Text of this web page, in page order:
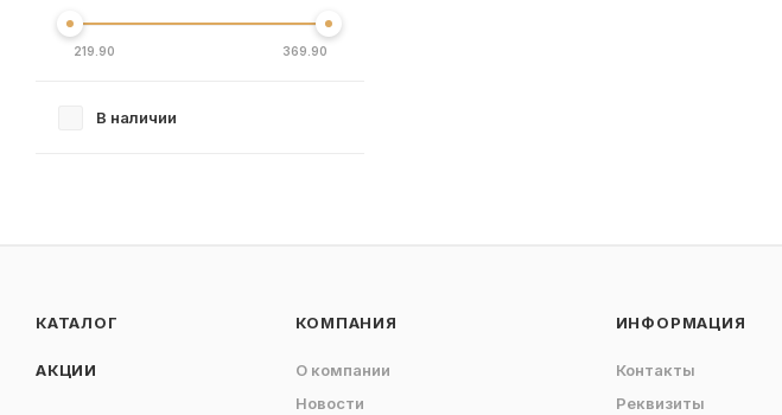
219.90 369.90
В наличии
КАТАЛОГ
АКЦИИ
КОМПАНИЯ
О компании
Новости
ИНФОРМАЦИЯ
Контакты
Реквизиты